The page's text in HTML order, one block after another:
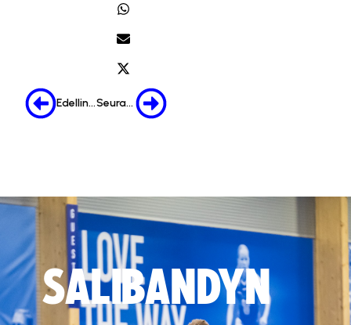
Edellinen Seuraava
SALIBANDYN